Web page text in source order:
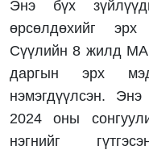
Энэ бүх
өрсөлдөхийг
Сүүлийн 8 жилд
даргын эрх
нэмэгдүүлсэн.
2024 оны
нэгнийг